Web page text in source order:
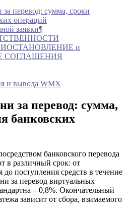
перевод: сумма, сроки
операций
заявки¶
и
СОГЛАШЕНИЯ
и вывода WMX
за перевод: сумма,
банковских
банковского перевода
в различный срок: от
до поступления средств в течение
за перевод виртуальных
– 0,8%. Окончательный
зависит от сбора, взимаемого